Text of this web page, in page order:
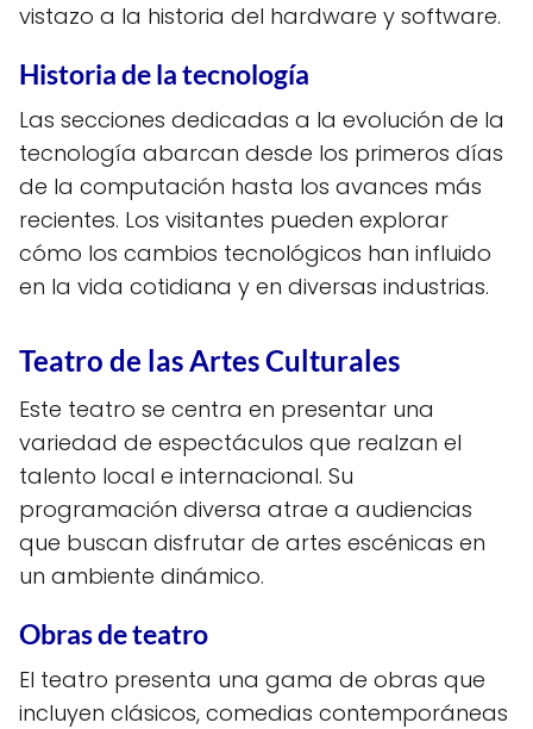
vistazo a la historia del hardware y software.
Historia de la tecnología
Las secciones dedicadas a la evolución de la
tecnología abarcan desde los primeros días
de la computación hasta los avances más
recientes. Los visitantes pueden explorar
cómo los cambios tecnológicos han influido
en la vida cotidiana y en diversas industrias.
Teatro de las Artes Culturales
Este teatro se centra en presentar una
variedad de espectáculos que realzan el
talento local e internacional. Su
programación diversa atrae a audiencias
que buscan disfrutar de artes escénicas en
un ambiente dinámico.
Obras de teatro
El teatro presenta una gama de obras que
incluyen clásicos, comedias contemporáneas